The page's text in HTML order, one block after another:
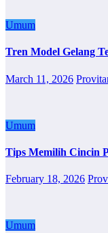
Umum
Tren Model Gelang
March 11, 2026
Umum
Tips Memilih Cincin
February 18, 2026
Umum